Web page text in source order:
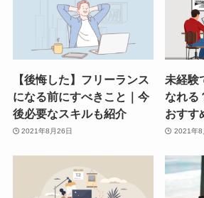
【後悔した】フリーランス
になる前にすべきこと｜今
後必要なスキルも紹介
2021年8月26日
未経験
なれる
おすす
2021年8